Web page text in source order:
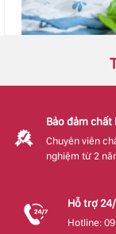
Bảo đảm chất
Chuyên viên
nghiệm từ 2
Hỗ trợ
Hotline: